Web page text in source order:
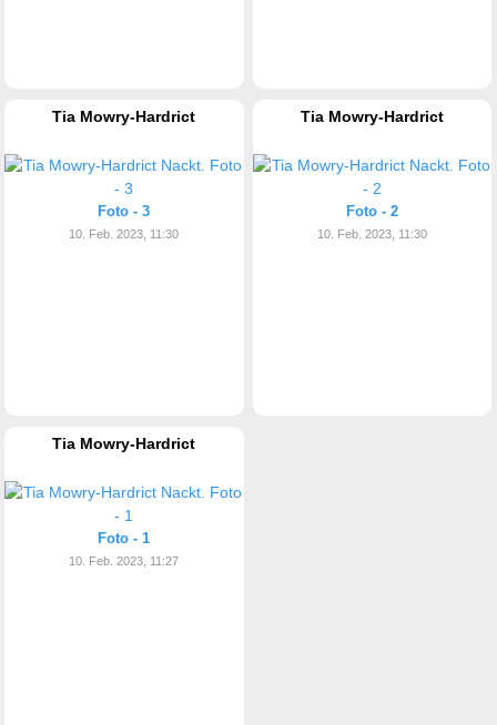
Tia Mowry-Hardrict
Foto - 3
10. Feb. 2023, 11:30
Tia Mowry-Hardrict
Foto - 2
10. Feb. 2023, 11:30
Tia Mowry-Hardrict
Foto - 1
10. Feb. 2023, 11:27